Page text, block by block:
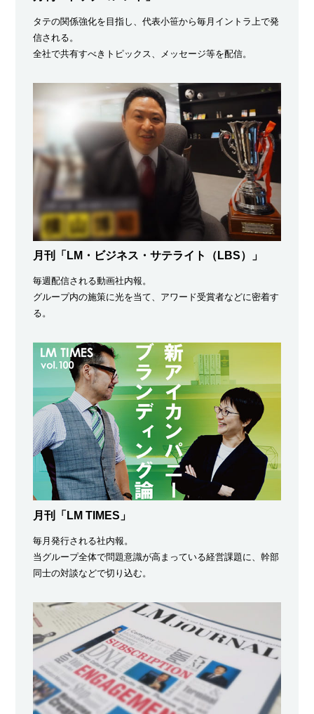
タテの関係強化を目指し、代表小笹から毎月イントラ上で発
信される。
全社で共有すべきトピックス、メッセージ等を配信。
月刊「LM・ビジネス・サテライト（LBS）」
毎週配信される動画社内報。
グループ内の施策に光を当て、アワード受賞者などに密着す
る。
月刊「LM TIMES」
毎月発行される社内報。
当グループ全体で問題意識が高まっている経営課題に、幹部
同士の対談などで切り込む。